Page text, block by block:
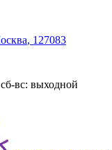
, 127083
вс: выходной